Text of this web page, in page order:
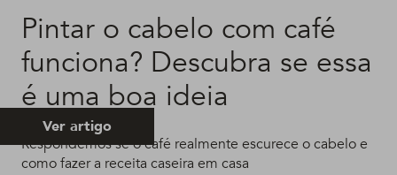
Pintar o cabelo com café
funciona? Descubra se essa
é uma boa ideia
Respondemos se o café realmente escurece o cabelo e
como fazer a receita caseira em casa
Ver artigo